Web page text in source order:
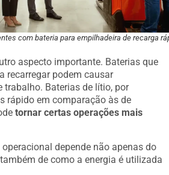
com bateria para empilhadeira de recarga
aspecto importante. Baterias que
recarregar podem causar
trabalho. Baterias de lítio, por
rápido em comparação às de
tornar certas operações mais
depende não apenas do
também de como a energia é utilizada